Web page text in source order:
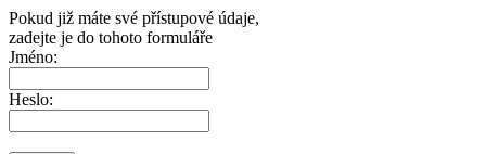
Pokud již máte své přístupové údaje,
zadejte je do tohoto formuláře
Jméno:
Heslo: